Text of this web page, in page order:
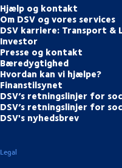
Hjælp og kontakt
Om DSV og vores services
DSV karriere: Transport &
Investor
Presse og kontakt
Bæredygtighed
Hvordan kan vi hjælpe?
Finanstilsynet
DSV’s retningslinjer for
DSV’s retningslinjer for
DSV's nyhedsbrev
Legal